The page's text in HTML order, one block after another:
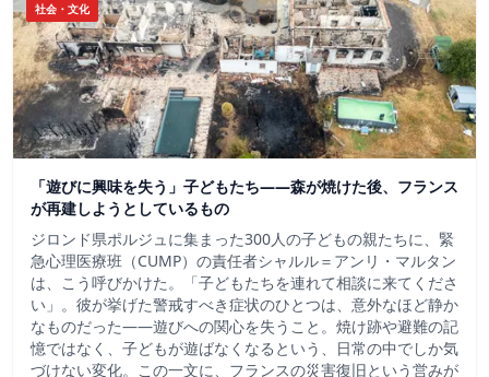
社会・文化
「遊びに興味を失う」子どもたち——森が焼けた後、フランス
が再建しようとしているもの
ジロンド県ポルジュに集まった300人の子どもの親たちに、緊
急心理医療班（CUMP）の責任者シャルル＝アンリ・マルタン
は、こう呼びかけた。「子どもたちを連れて相談に来てくださ
い」。彼が挙げた警戒すべき症状のひとつは、意外なほど静か
なものだった――遊びへの関心を失うこと。焼け跡や避難の記
憶ではなく、子どもが遊ばなくなるという、日常の中でしか気
づけない変化。この一文に、フランスの災害復旧という営みが